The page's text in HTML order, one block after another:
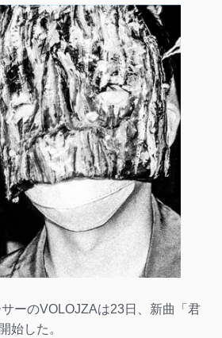
ーのVOLOJZAは23日、新曲「君
始した。